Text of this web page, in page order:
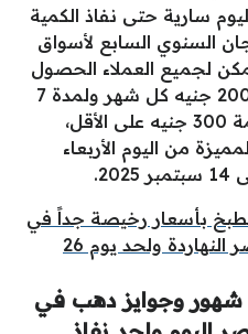
سارية حتى نفاذ الكمية
السنوي السابع لأسواق
لجميع العملاء الحصول
على مشتريات مجاناً بقيمة 200 جنيه كل شهر ولمدة 7
شهور، وذلك عند الشراء بقيمة 300 جنيه على الأقل،
من اليوم الأربعاء
بأسعار رخيصة جداً في
عروض لولو هايبر ماركت مصر النهاردة ولحد يوم 26
مشتريات ببلاش لمدة 7 شهور وجوايز دهب في